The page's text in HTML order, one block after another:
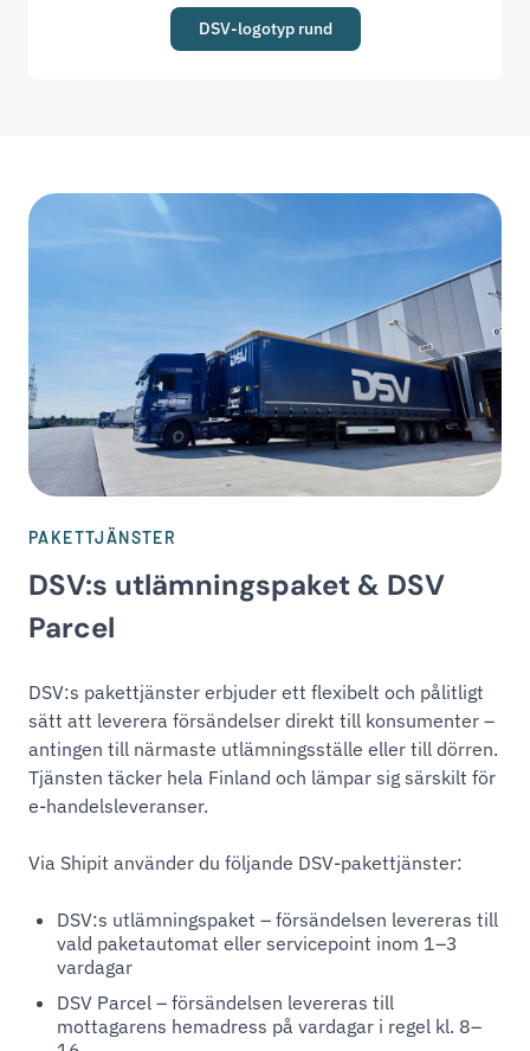
DSV-logotyp rund
PAKETTJÄNSTER
DSV:s utlämningspaket & DSV
Parcel
DSV:s pakettjänster erbjuder ett flexibelt och pålitligt
sätt att leverera försändelser direkt till konsumenter –
antingen till närmaste utlämningsställe eller till dörren.
Tjänsten täcker hela Finland och lämpar sig särskilt för
e-handelsleveranser.
Via Shipit använder du följande DSV-pakettjänster:
DSV:s utlämningspaket – försändelsen levereras till
vald paketautomat eller servicepoint inom 1–3
vardagar
DSV Parcel – försändelsen levereras till
mottagarens hemadress på vardagar i regel kl. 8–